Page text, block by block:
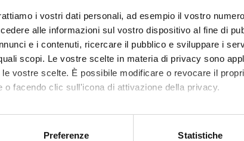
i vostri dati personali, ad esempio il vostro
alle informazioni sul vostro dispositivo al fine di
e i contenuti, ricercare il pubblico e sviluppare i
scopi. Le vostre scelte in materia di privacy sono
vostre scelte. È possibile modificare o revocare il
o facendo clic sull'icona di attivazione della privacy.
anche:
sulla tua posizione geografica, con
Preferenze Statistiche